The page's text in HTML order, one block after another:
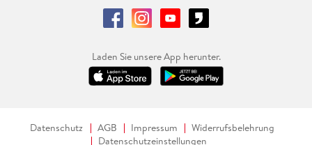
Laden Sie unsere App herunter.
Datenschutz AGB Impressum
Widerrufsbelehrung
Datenschutzeinstellungen